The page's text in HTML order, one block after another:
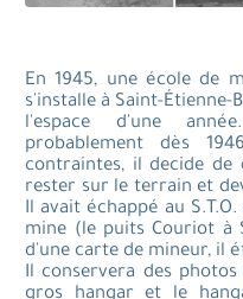
En 1945, une école de
s'installe à Saint-
l'espace d'une
probablement dès
contraintes, il decide
rester sur le terrain et
Il avait échappé au
mine (le puits Couriot à
d'une carte de mineur, il
Il conservera des
gros hangar et le